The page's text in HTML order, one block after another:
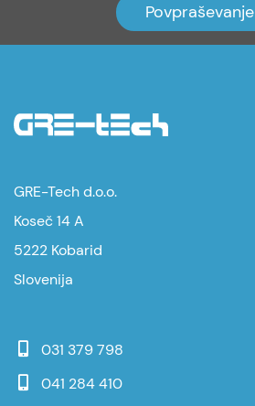
Povpraševanje
GRE-Tech d.o.o.
Koseč 14 A
5222 Kobarid
Slovenija
031 379 798
041 284 410